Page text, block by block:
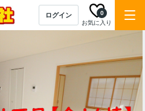
ログイン
お気に入り
0